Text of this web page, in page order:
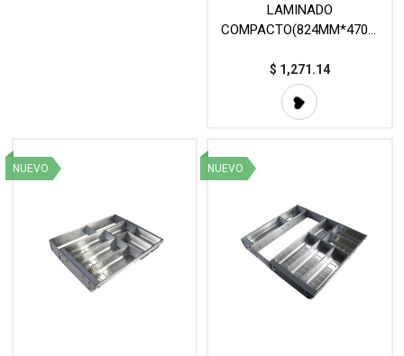
LAMINADO
COMPACTO(824MM*470M
$ 1,271.14
NUEVO NUEVO